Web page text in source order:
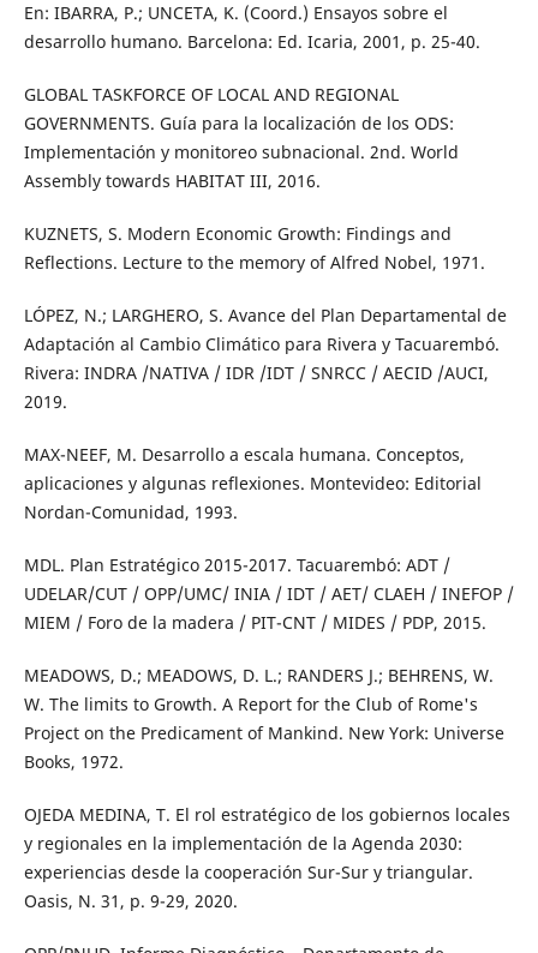
En: IBARRA, P.; UNCETA, K. (Coord.) Ensayos sobre el
desarrollo humano. Barcelona: Ed. Icaria, 2001, p. 25-40.
GLOBAL TASKFORCE OF LOCAL AND REGIONAL
GOVERNMENTS. Guía para la localización de los ODS:
Implementación y monitoreo subnacional. 2nd. World
Assembly towards HABITAT III, 2016.
KUZNETS, S. Modern Economic Growth: Findings and
Reflections. Lecture to the memory of Alfred Nobel, 1971.
LÓPEZ, N.; LARGHERO, S. Avance del Plan Departamental de
Adaptación al Cambio Climático para Rivera y Tacuarembó.
Rivera: INDRA /NATIVA / IDR /IDT / SNRCC / AECID /AUCI,
2019.
MAX-NEEF, M. Desarrollo a escala humana. Conceptos,
aplicaciones y algunas reflexiones. Montevideo: Editorial
Nordan-Comunidad, 1993.
MDL. Plan Estratégico 2015-2017. Tacuarembó: ADT /
UDELAR/CUT / OPP/UMC/ INIA / IDT / AET/ CLAEH / INEFOP /
MIEM / Foro de la madera / PIT-CNT / MIDES / PDP, 2015.
MEADOWS, D.; MEADOWS, D. L.; RANDERS J.; BEHRENS, W.
W. The limits to Growth. A Report for the Club of Rome's
Project on the Predicament of Mankind. New York: Universe
Books, 1972.
OJEDA MEDINA, T. El rol estratégico de los gobiernos locales
y regionales en la implementación de la Agenda 2030:
experiencias desde la cooperación Sur-Sur y triangular.
Oasis, N. 31, p. 9-29, 2020.